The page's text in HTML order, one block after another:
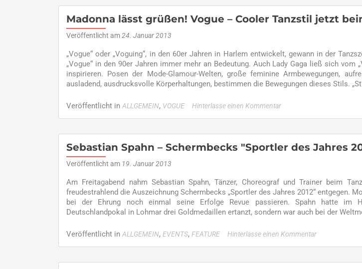
Anfänger
und
Fortgeschrittene
Februar
sechs
Mal
Madonna lässt grüßen! Vogue – Cooler Tanzstil jetzt
Veröffentlicht am24. Januar 2013
„Vogue“ oder „Voguing“, in den 60er Jahren in Harlem entwickelt, gewann in der
„Vogue“ in den 90er Jahren immer mehr an Bedeutung. Auch Lady Gaga ließ sich vom
inspirieren. Posen der Mode-Glamour-Welten, große feminine Armbewegungen,
ausladend, ausdrucksvolle Körperhaltungen, bestimmen die Bewegungen dieses Stils.
Veröffentlicht in ALLGEMEIN, VOGUE Hinterlasse einen Kommentar
Sebastian Spahn – Schermbecks "Sportler des Jahres
Veröffentlicht am 19. Januar 2013
Am Freitagabend nahm Sebastian Spahn, Tänzer, Choreograf und Trainer beim
freudestrahlend die Auszeichnung Schermbecks „Sportler des Jahres 2012“ entgegen.
bei der Ehrung noch einmal seine Erfolge Revue passieren. Spahn hatte im
Deutschlandpokal in Lohmar drei Goldmedaillen ertanzt, sondern war auch bei der
Veröffentlicht in ALLGEMEIN, EVENTS, FEATURE Hinterlasse einen Kommentar